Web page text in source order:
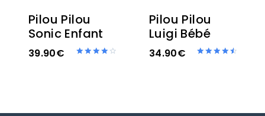
Pilou Pilou
Sonic Enfant
39.90€
Pilou Pilou
Luigi Bébé
34.90€